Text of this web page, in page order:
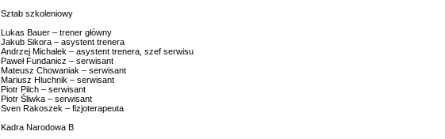
Sztab szkoleniowy
Lukas Bauer – trener główny
Jakub Sikora – asystent trenera
Andrzej Michałek – asystent trenera, szef serwisu
Paweł Fundanicz – serwisant
Mateusz Chowaniak – serwisant
Mariusz Hluchnik – serwisant
Piotr Pilch – serwisant
Piotr Śliwka – serwisant
Sven Rakoszek – fizjoterapeuta
Kadra Narodowa B